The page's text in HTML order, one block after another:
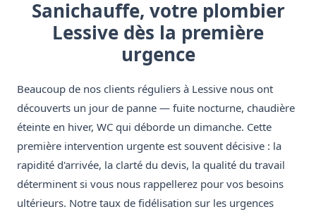
Sanichauffe, votre plombier
Lessive dès la première
urgence
Beaucoup de nos clients réguliers à Lessive nous ont
découverts un jour de panne — fuite nocturne, chaudière
éteinte en hiver, WC qui déborde un dimanche. Cette
première intervention urgente est souvent décisive : la
rapidité d'arrivée, la clarté du devis, la qualité du travail
déterminent si vous nous rappellerez pour vos besoins
ultérieurs. Notre taux de fidélisation sur les urgences